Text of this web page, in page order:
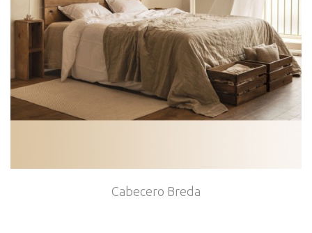
Cabecero Breda